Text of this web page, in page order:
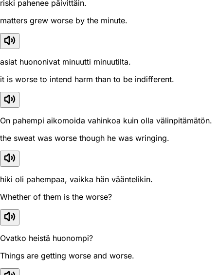
riski pahenee päivittäin.
matters grew worse by the minute.
asiat huononivat minuutti minuutilta.
it is worse to intend harm than to be indifferent.
On pahempi aikomoida vahinkoa kuin olla välinpitämätön.
the sweat was worse though he was wringing.
hiki oli pahempaa, vaikka hän vääntelikin.
Whether of them is the worse?
Ovatko heistä huonompi?
Things are getting worse and worse.